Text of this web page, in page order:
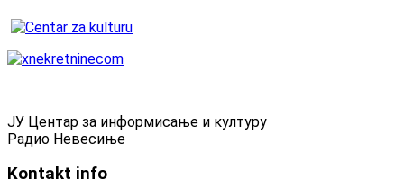
ЈУ Центар за информисање и културу
Радио Невесиње
Kontakt info